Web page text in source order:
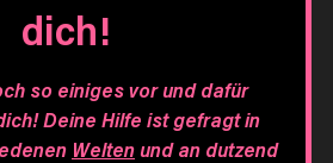
dich!
so einiges vor und dafür
Deine Hilfe ist gefragt in
Weltenund an dutzend